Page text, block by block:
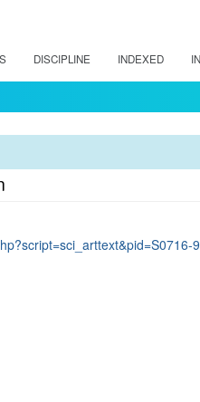
DISCIPLINE INDEXED